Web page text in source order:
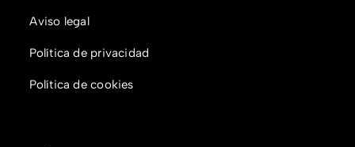
Aviso legal
Política de privacidad
Política de cookies